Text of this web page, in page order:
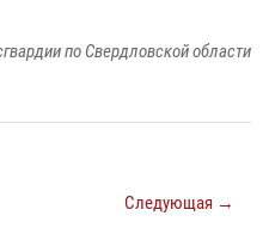
по Свердловской области
Следующая →